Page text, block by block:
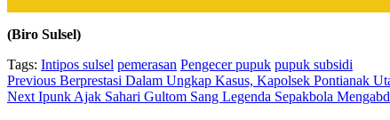
(Biro Sulsel)
Tags: Intipos sulsel pemerasan Pengecer pupuk pupuk subsidi
Post
navigation
Previous Berprestasi Dalam Ungkap Kasus, Kapolsek Pontianak
Next Ipunk Ajak Sahari Gultom Sang Legenda Sepakbola